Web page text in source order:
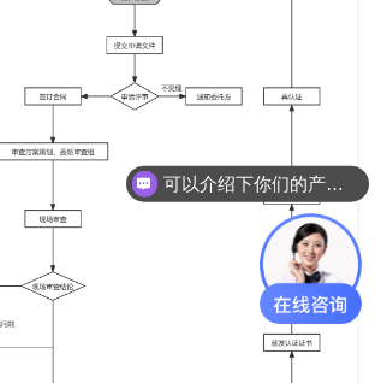
可以介绍下你们的产品么？